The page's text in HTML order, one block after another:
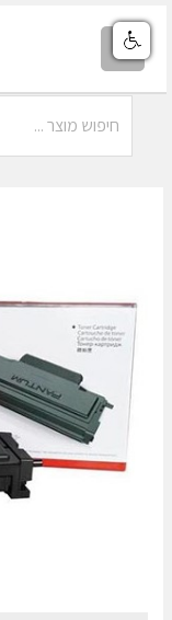
דילוג
לתוכן
MAIN